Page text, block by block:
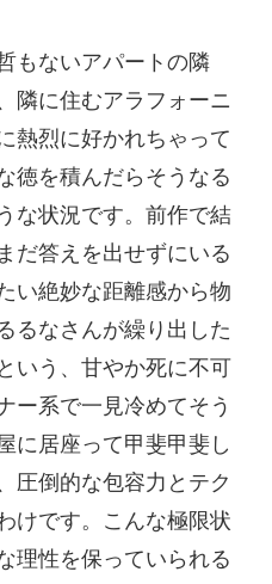
もないアパートの隣
隣に住むアラフォーニ
熱烈に好かれちゃって
徳を積んだらそうなる
な状況です。前作で結
だ答えを出せずにいる
い絶妙な距離感から物
るなさんが繰り出した
いう、甘やか死に不可
ー系で一見冷めてそう
に居座って甲斐甲斐し
圧倒的な包容力とテク
けです。こんな極限状
理性を保っていられる